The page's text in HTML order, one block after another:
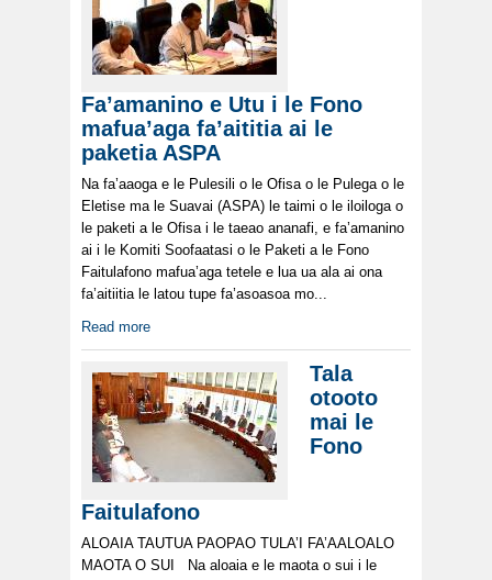
Fa’amanino e Utu i le Fono
mafua’aga fa’aititia ai le
paketia ASPA
Na fa’aaoga e le Pulesili o le Ofisa o le Pulega o le
Eletise ma le Suavai (ASPA) le taimi o le iloiloga o
le paketi a le Ofisa i le taeao ananafi, e fa’amanino
ai i le Komiti Soofaatasi o le Paketi a le Fono
Faitulafono mafua’aga tetele e lua ua ala ai ona
fa’aitiitia le latou tupe fa’asoasoa mo...
Read more
Tala
otooto
mai le
Fono
Faitulafono
ALOAIA TAUTUA PAOPAO TULA’I FA’AALOALO
MAOTA O SUI Na aloaia e le maota o sui i le